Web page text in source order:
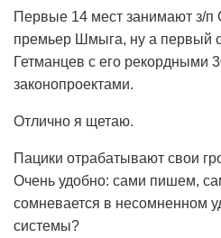
Первые 14 мест занимают з/п
премьер Шмыга, ну а первый
Гетманцев с его рекордными
законопроектами.
Отлично я щетаю.
Пацики отрабатывают свои
Очень удобно: сами пишем,
сомневается в несомненном
системы?